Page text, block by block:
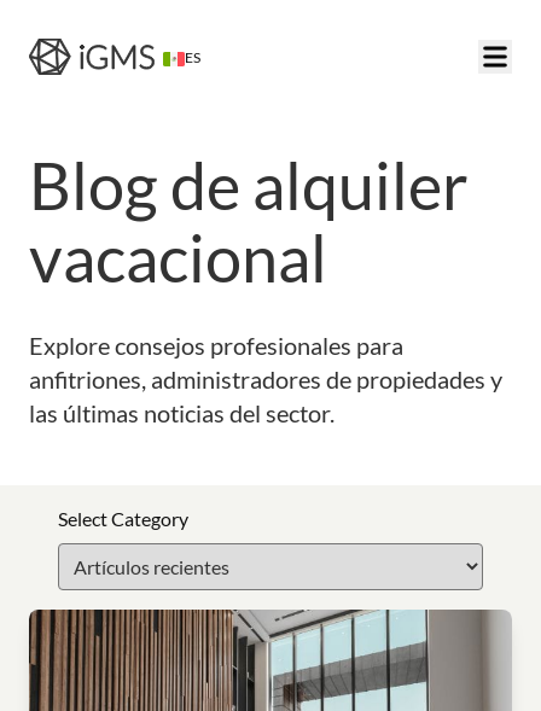
ES
Blog de alquiler
vacacional
Explore consejos profesionales para
anfitriones, administradores de propiedades y
las últimas noticias del sector.
Select Category